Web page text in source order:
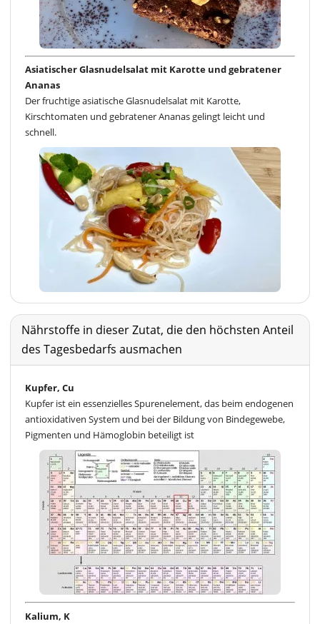
Asiatischer Glasnudelsalat mit Karotte und gebratener
Ananas
Der fruchtige asiatische Glasnudelsalat mit Karotte,
Kirschtomaten und gebratener Ananas gelingt leicht und
schnell.
Nährstoffe in dieser Zutat, die den höchsten Anteil
des Tagesbedarfs ausmachen
Kupfer, Cu
Kupfer ist ein essenzielles Spurenelement, das beim endogenen
antioxidativen System und bei der Bildung von Bindegewebe,
Pigmenten und Hämoglobin beteiligt ist
Kalium, K